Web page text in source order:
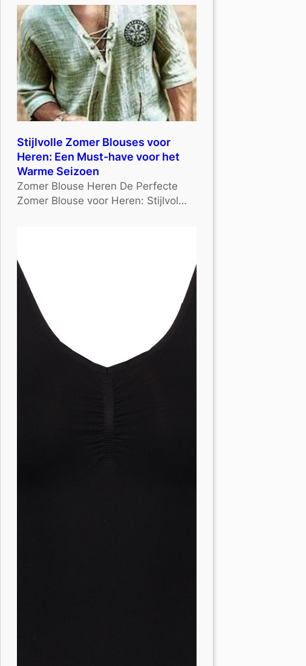
Stijlvolle Zomer Blouses voor
Heren: Een Must-have voor het
Warme Seizoen
Zomer Blouse Heren De Perfecte
Zomer Blouse voor Heren: Stijlvol…